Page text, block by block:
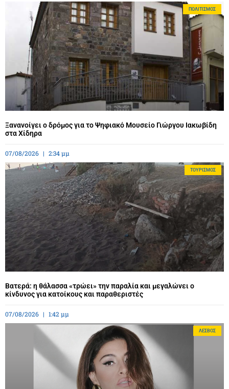
ΠΟΛΙΤΙΣΜΌΣ
Ξανανοίγει ο δρόμος για το Ψηφιακό Μουσείο Γιώργου Ιακωβίδη
στα Χίδηρα
07/08/2026 2:34 μμ
ΤΟΥΡΙΣΜΌΣ
Βατερά: η θάλασσα «τρώει» την παραλία και μεγαλώνει ο
κίνδυνος για κατοίκους και παραθεριστές
07/08/2026 1:42 μμ
ΛΈΣΒΟΣ